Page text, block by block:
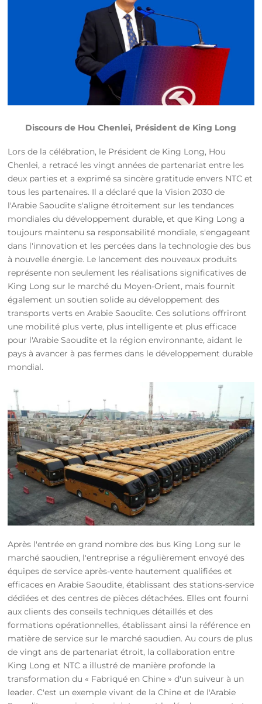
Discours de Hou Chenlei, Président de King Long
Lors de la célébration, le Président de King Long, Hou
Chenlei, a retracé les vingt années de partenariat entre les
deux parties et a exprimé sa sincère gratitude envers NTC et
tous les partenaires. Il a déclaré que la Vision 2030 de
l'Arabie Saoudite s'aligne étroitement sur les tendances
mondiales du développement durable, et que King Long a
toujours maintenu sa responsabilité mondiale, s'engageant
dans l'innovation et les percées dans la technologie des bus
à nouvelle énergie. Le lancement des nouveaux produits
représente non seulement les réalisations significatives de
King Long sur le marché du Moyen-Orient, mais fournit
également un soutien solide au développement des
transports verts en Arabie Saoudite. Ces solutions offriront
une mobilité plus verte, plus intelligente et plus efficace
pour l'Arabie Saoudite et la région environnante, aidant le
pays à avancer à pas fermes dans le développement durable
mondial.
Après l'entrée en grand nombre des bus King Long sur le
marché saoudien, l'entreprise a régulièrement envoyé des
équipes de service après-vente hautement qualifiées et
efficaces en Arabie Saoudite, établissant des stations-service
dédiées et des centres de pièces détachées. Elles ont fourni
aux clients des conseils techniques détaillés et des
formations opérationnelles, établissant ainsi la référence en
matière de service sur le marché saoudien. Au cours de plus
de vingt ans de partenariat étroit, la collaboration entre
King Long et NTC a illustré de manière profonde la
transformation du « Fabriqué en Chine » d'un suiveur à un
leader. C'est un exemple vivant de la Chine et de l'Arabie